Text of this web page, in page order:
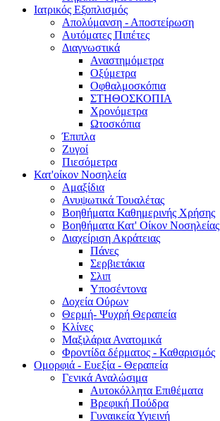
Ιατρικός Εξοπλισμός
Απολύμανση - Αποστείρωση
Αυτόματες Πιπέτες
Διαγνωστικά
Αναστημόμετρα
Οξύμετρα
Οφθαλμοσκόπια
ΣΤΗΘΟΣΚΟΠΙΑ
Χρονόμετρα
Ωτοσκόπια
Έπιπλα
Ζυγοί
Πιεσόμετρα
Κατ'οίκον Νοσηλεία
Αμαξίδια
Ανυψωτικά Τουαλέτας
Βοηθήματα Καθημερινής Χρήσης
Βοηθήματα Κατ' Οίκον Νοσηλείας
Διαχείριση Ακράτειας
Πάνες
Σερβιετάκια
Σλιπ
Υποσέντονα
Δοχεία Ούρων
Θερμή- Ψυχρή Θεραπεία
Κλίνες
Μαξιλάρια Ανατομικά
Φροντίδα δέρματος - Καθαρισμός
Ομορφιά - Ευεξία - Θεραπεία
Γενικά Αναλώσιμα
Αυτοκόλλητα Επιθέματα
Βρεφική Πούδρα
Γυναικεία Υγιεινή